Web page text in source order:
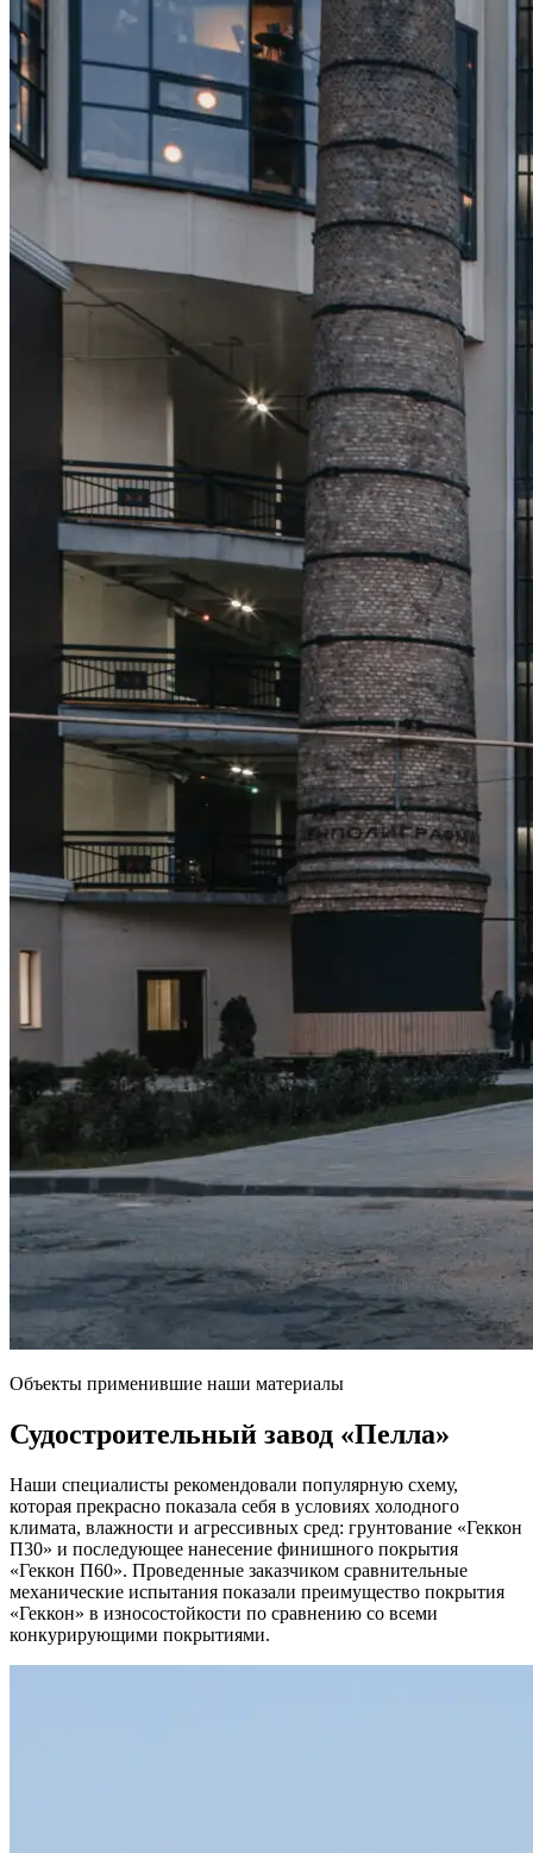
Объекты применившие наши материалы
Судостроительный завод «Пелла»
Наши специалисты рекомендовали популярную схему,
которая прекрасно показала себя в условиях холодного
климата, влажности и агрессивных сред: грунтование «Геккон
П30» и последующее нанесение финишного покрытия
«Геккон П60». Проведенные заказчиком сравнительные
механические испытания показали преимущество покрытия
«Геккон» в износостойкости по сравнению со всеми
конкурирующими покрытиями.